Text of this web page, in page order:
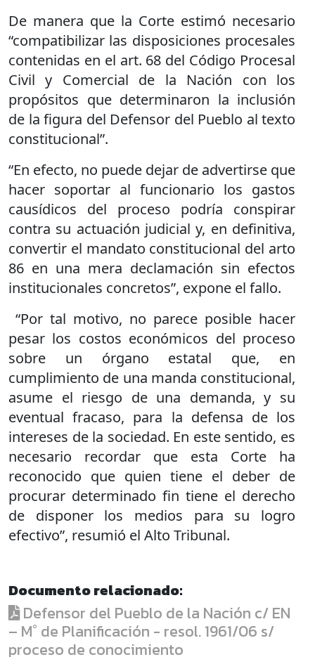
De manera que la Corte estimó necesario
“compatibilizar las disposiciones procesales
contenidas en el art. 68 del Código Procesal
Civil y Comercial de la Nación con los
propósitos que determinaron la inclusión
de la figura del Defensor del Pueblo al texto
constitucional”.
“En efecto, no puede dejar de advertirse que
hacer soportar al funcionario los gastos
causídicos del proceso podría conspirar
contra su actuación judicial y, en definitiva,
convertir el mandato constitucional del arto
86 en una mera declamación sin efectos
institucionales concretos”, expone el fallo.
“Por tal motivo, no parece posible hacer
pesar los costos económicos del proceso
sobre un órgano estatal que, en
cumplimiento de una manda constitucional,
asume el riesgo de una demanda, y su
eventual fracaso, para la defensa de los
intereses de la sociedad. En este sentido, es
necesario recordar que esta Corte ha
reconocido que quien tiene el deber de
procurar determinado fin tiene el derecho
de disponer los medios para su logro
efectivo”, resumió el Alto Tribunal.
Documento relacionado:
Defensor del Pueblo de la Nación c/ EN
– M° de Planificación - resol. 1961/06 s/
proceso de conocimiento